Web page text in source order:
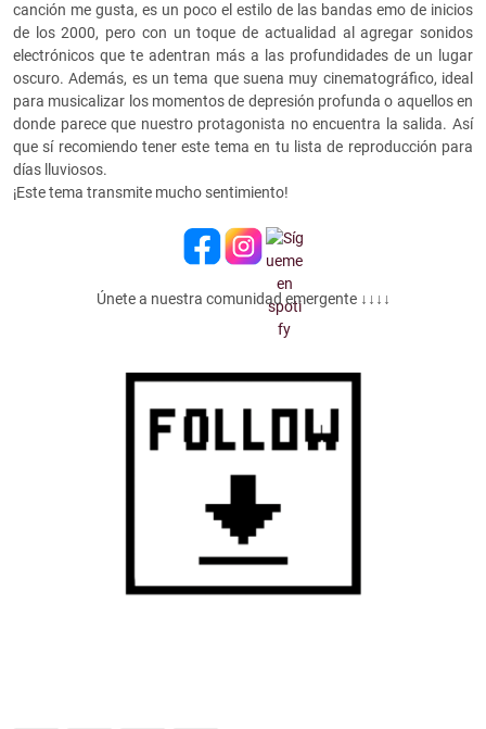
canción me gusta, es un poco el estilo de las bandas emo de inicios
de los 2000, pero con un toque de actualidad al agregar sonidos
electrónicos que te adentran más a las profundidades de un lugar
oscuro. Además, es un tema que suena muy cinematográfico, ideal
para musicalizar los momentos de depresión profunda o aquellos en
donde parece que nuestro protagonista no encuentra la salida. Así
que sí recomiendo tener este tema en tu lista de reproducción para
días lluviosos.
¡Este tema transmite mucho sentimiento!
Únete a nuestra comunidad emergente ↓↓↓↓